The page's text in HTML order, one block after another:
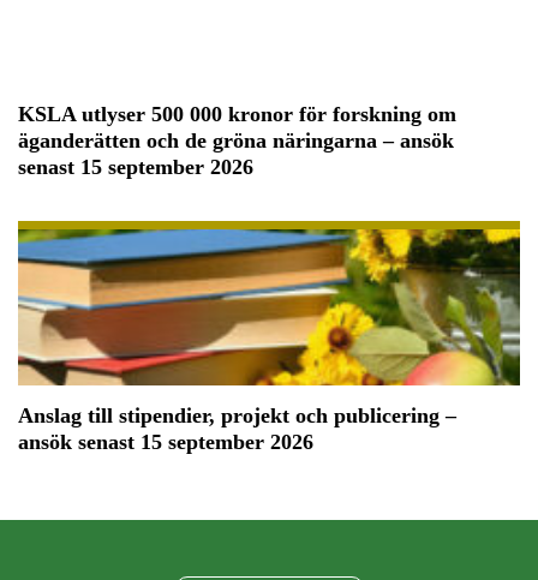
KSLA utlyser 500 000 kronor för forskning om
äganderätten och de gröna näringarna – ansök
senast 15 september 2026
Anslag till stipendier, projekt och publicering –
ansök senast 15 september 2026